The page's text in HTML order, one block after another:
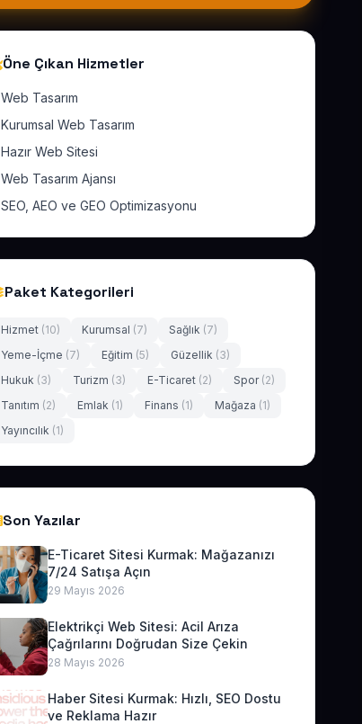
Öne Çıkan Hizmetler
Web Tasarım
Kurumsal Web Tasarım
Hazır Web Sitesi
Web Tasarım Ajansı
SEO, AEO ve GEO Optimizasyonu
Paket Kategorileri
Hizmet (10) Kurumsal (7) Sağlık (7)
Yeme-İçme (7) Eğitim (5) Güzellik (3)
Hukuk (3) Turizm (3) E-Ticaret (2) Spor (2)
Tanıtım (2) Emlak (1) Finans (1) Mağaza (1)
Yayıncılık (1)
Son Yazılar
E-Ticaret Sitesi Kurmak: Mağazanızı
7/24 Satışa Açın
29 Mayıs 2026
Elektrikçi Web Sitesi: Acil Arıza
Çağrılarını Doğrudan Size Çekin
28 Mayıs 2026
Haber Sitesi Kurmak: Hızlı, SEO Dostu
ve Reklama Hazır